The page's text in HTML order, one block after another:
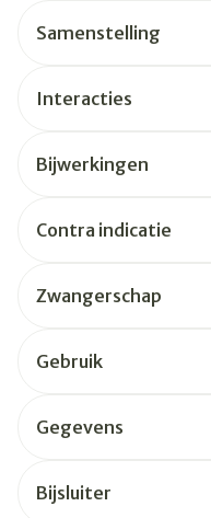
Samenstelling
Interacties
Bijwerkingen
Contra indicatie
Zwangerschap
Gebruik
Gegevens
Bijsluiter